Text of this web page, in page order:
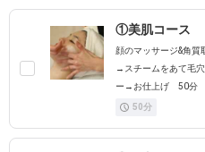
①美肌コース
顔のマッサージ&角
→スチームをあて毛
ー→お仕上げ 50分
50分